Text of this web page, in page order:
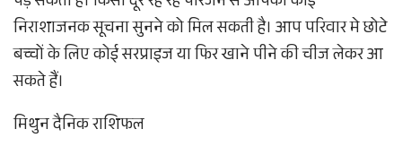
निराशाजनक सूचना सुनने को मिल सकती है। आप परिवार मे छोटे
बच्चों के लिए कोई सरप्राइज या फिर खाने पीने की चीज लेकर आ
सकते हैं।
मिथुन दैनिक राशिफल